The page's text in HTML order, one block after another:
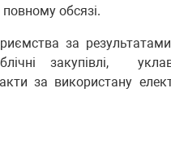
обсязі.
за
закупівлі,
за використану